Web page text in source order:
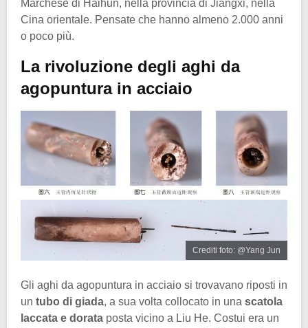
Marchese di Haihun, nella provincia di Jiangxi, nella
Cina orientale. Pensate che hanno almeno 2.000 anni
o poco più.
La rivoluzione degli aghi da
agopuntura in acciaio
Crediti foto: @Yang Jun
Gli aghi da agopuntura in acciaio si trovavano riposti in
un tubo di giada, a sua volta collocato in una scatola
laccata e dorata posta vicino a Liu He. Costui era un